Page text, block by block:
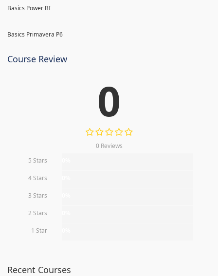
Basics Power BI
Basics Primavera P6
Course Review
0
0 Reviews
5 Stars
4 Stars
3 Stars
2 Stars
1 Star
Recent Courses